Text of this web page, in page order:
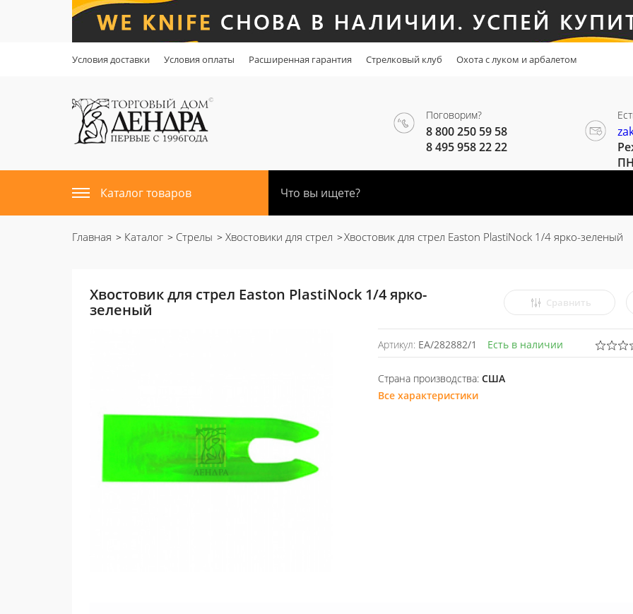
Условия доставки Условия оплаты Расширенная гарантия Стрелковый клуб Охота с луком и арбалетом
Поговорим?
8 800 250 59 58
8 495 958 22 22
Каталог товаров
Главная Каталог Стрелы Хвостовики для стрел Хвостовик для стрел Easton PlastiNock 1/4 ярко-зеленый
Хвостовик для стрел Easton PlastiNock 1/4 ярко-
зеленый
Сравнить
Артикул: EA/282882/1 Есть в наличии
Страна производства:США
Все характеристики